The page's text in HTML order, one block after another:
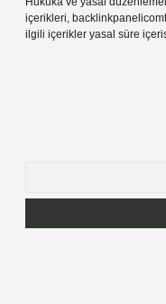
içerikleri,
ilgili içerikler yasal süre